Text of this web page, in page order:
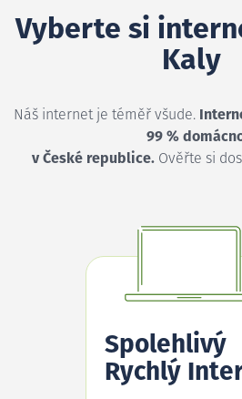
Vyberte si
Kaly
Náš internet je téměř všude.
99 %
v České republice.Ověřte si
Spolehlivý
Rychlý